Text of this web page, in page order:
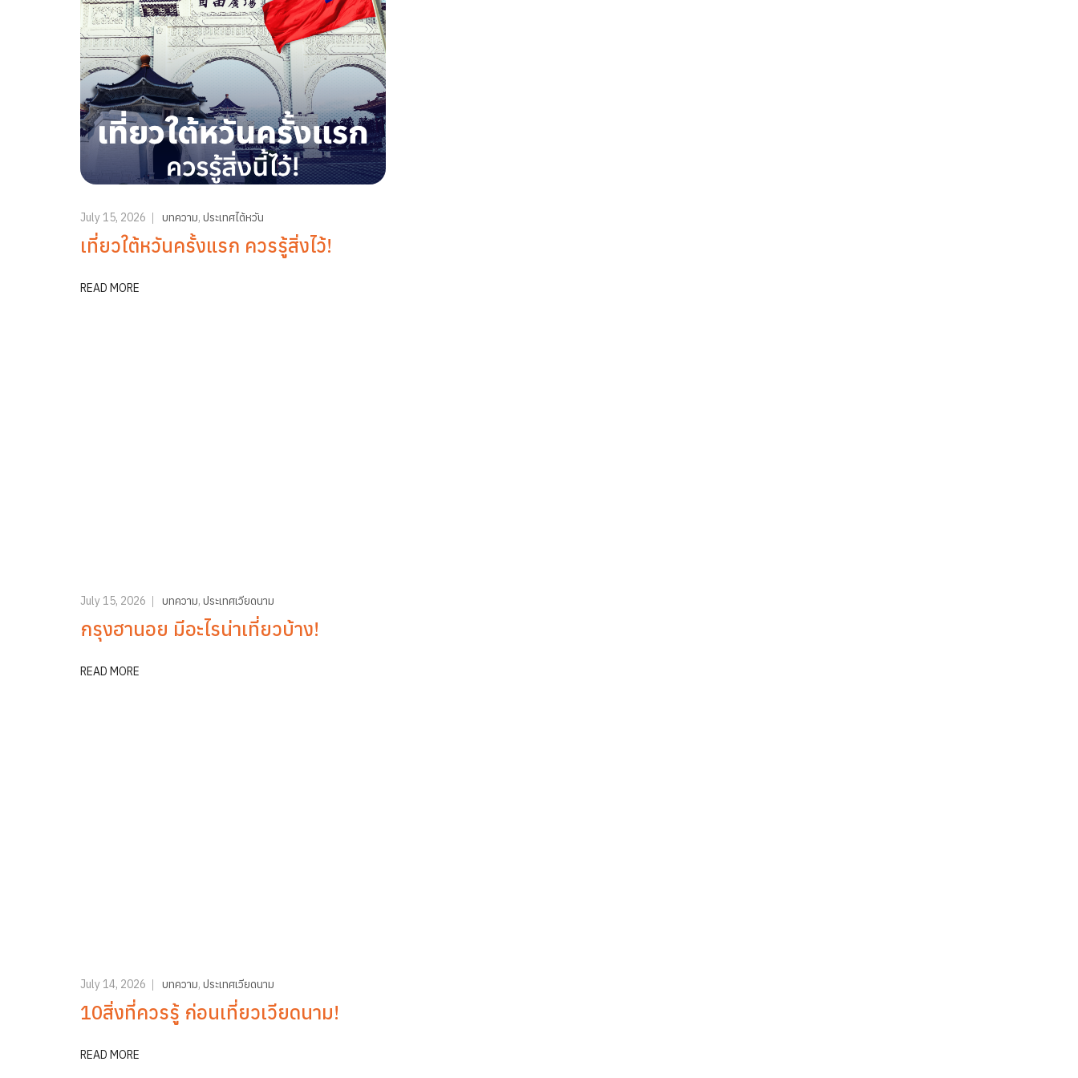
July 15, 2026 บทความ, ประเทศไต้หวัน
เที่ยวใต้หวันครั้งแรก ควรรู้สิ่งไว้!
READ MORE
July 15, 2026 บทความ, ประเทศเวียดนาม
กรุงฮานอย มีอะไรน่าเที่ยวบ้าง!
READ MORE
July 14, 2026 บทความ, ประเทศเวียดนาม
10สิ่งที่ควรรู้ ก่อนเที่ยวเวียดนาม!
READ MORE